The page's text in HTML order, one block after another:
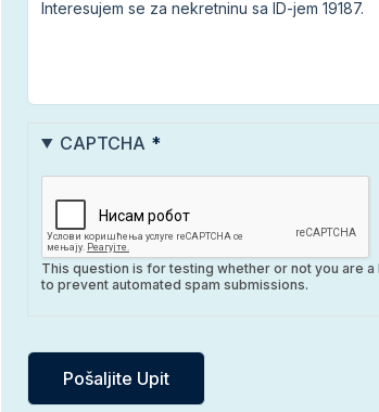
CAPTCHA
This question is for testing whether or not you are a
to prevent automated spam submissions.